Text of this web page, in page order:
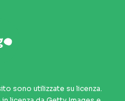
sono utilizzate su licenza.